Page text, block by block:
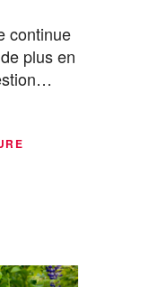
continue
plus en